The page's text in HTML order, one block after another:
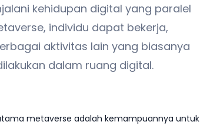
kehidupan digital yang paralel
individu dapat bekerja,
aktivitas lain yang biasanya
dalam ruang digital.
metaverse adalah kemampuannya untuk